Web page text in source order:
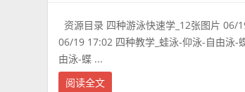
资源目录 四种游泳快速学_12张图片 06/
06/19 17:02 四种教学_蛙泳-仰泳-自由泳-
由泳-蝶 ...
阅读全文